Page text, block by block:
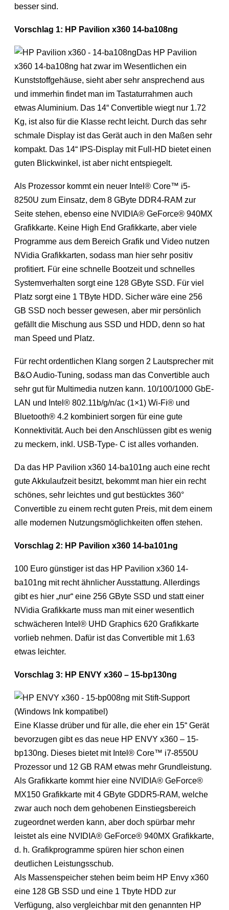
besser sind.
Vorschlag 1: HP Pavilion x360 14-ba108ng
Das HP Pavilion
x360 14-ba108ng hat zwar im Wesentlichen ein
Kunststoffgehäuse, sieht aber sehr ansprechend aus
und immerhin findet man im Tastaturrahmen auch
etwas Aluminium. Das 14“ Convertible wiegt nur 1.72
Kg, ist also für die Klasse recht leicht. Durch das sehr
schmale Display ist das Gerät auch in den Maßen sehr
kompakt. Das 14“ IPS-Display mit Full-HD bietet einen
guten Blickwinkel, ist aber nicht entspiegelt.
Als Prozessor kommt ein neuer Intel® Core™ i5-
8250U zum Einsatz, dem 8 GByte DDR4-RAM zur
Seite stehen, ebenso eine NVIDIA® GeForce® 940MX
Grafikkarte. Keine High End Grafikkarte, aber viele
Programme aus dem Bereich Grafik und Video nutzen
NVidia Grafikkarten, sodass man hier sehr positiv
profitiert. Für eine schnelle Bootzeit und schnelles
Systemverhalten sorgt eine 128 GByte SSD. Für viel
Platz sorgt eine 1 TByte HDD. Sicher wäre eine 256
GB SSD noch besser gewesen, aber mir persönlich
gefällt die Mischung aus SSD und HDD, denn so hat
man Speed und Platz.
Für recht ordentlichen Klang sorgen 2 Lautsprecher mit
B&O Audio-Tuning, sodass man das Convertible auch
sehr gut für Multimedia nutzen kann. 10/100/1000 GbE-
LAN und Intel® 802.11b/g/n/ac (1×1) Wi-Fi® und
Bluetooth® 4.2 kombiniert sorgen für eine gute
Konnektivität. Auch bei den Anschlüssen gibt es wenig
zu meckern, inkl. USB-Type- C ist alles vorhanden.
Da das HP Pavilion x360 14-ba101ng auch eine recht
gute Akkulaufzeit besitzt, bekommt man hier ein recht
schönes, sehr leichtes und gut bestücktes 360°
Convertible zu einem recht guten Preis, mit dem einem
alle modernen Nutzungsmöglichkeiten offen stehen.
Vorschlag 2: HP Pavilion x360 14-ba101ng
100 Euro günstiger ist das HP Pavilion x360 14-
ba101ng mit recht ähnlicher Ausstattung. Allerdings
gibt es hier „nur“ eine 256 GByte SSD und statt einer
NVidia Grafikkarte muss man mit einer wesentlich
schwächeren Intel® UHD Graphics 620 Grafikkarte
vorlieb nehmen. Dafür ist das Convertible mit 1.63
etwas leichter.
Vorschlag 3: HP ENVY x360 – 15-bp130ng
Eine Klasse drüber und für alle, die eher ein 15“ Gerät
bevorzugen gibt es das neue HP ENVY x360 – 15-
bp130ng. Dieses bietet mit Intel® Core™ i7-8550U
Prozessor und 12 GB RAM etwas mehr Grundleistung.
Als Grafikkarte kommt hier eine NVIDIA® GeForce®
MX150 Grafikkarte mit 4 GByte GDDR5-RAM, welche
zwar auch noch dem gehobenen Einstiegsbereich
zugeordnet werden kann, aber doch spürbar mehr
leistet als eine NVIDIA® GeForce® 940MX Grafikkarte,
d. h. Grafikprogramme spüren hier schon einen
deutlichen Leistungsschub.
Als Massenspeicher stehen beim beim HP Envy x360
eine 128 GB SSD und eine 1 Tbyte HDD zur
Verfügung, also vergleichbar mit den genannten HP